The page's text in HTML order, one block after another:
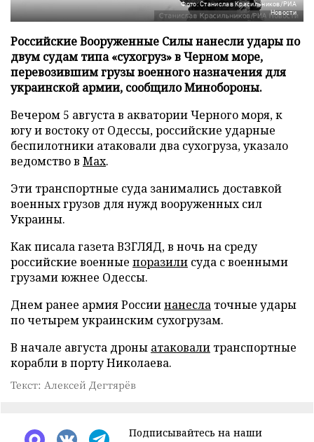
Фото: Станислав Красильников/РИА
Новости
Российские Вооруженные Силы нанесли удары по
двум судам типа «сухогруз» в Черном море,
перевозившим грузы военного назначения для
украинской армии, сообщило Минобороны.
Вечером 5 августа в акватории Черного моря, к
югу и востоку от Одессы, российские ударные
беспилотники атаковали два сухогруза, указало
ведомство в Max.
Эти транспортные суда занимались доставкой
военных грузов для нужд вооруженных сил
Украины.
Как писала газета ВЗГЛЯД, в ночь на среду
российские военные поразили суда с военными
грузами южнее Одессы.
Днем ранее армия Россиинанесла точные удары
по четырем украинским сухогрузам.
В начале августа дроны атаковали транспортные
корабли в порту Николаева.
Текст: Алексей Дегтярёв
Подписывайтесь на наши